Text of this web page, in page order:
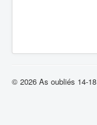
© 2026 As oubliés 14-18